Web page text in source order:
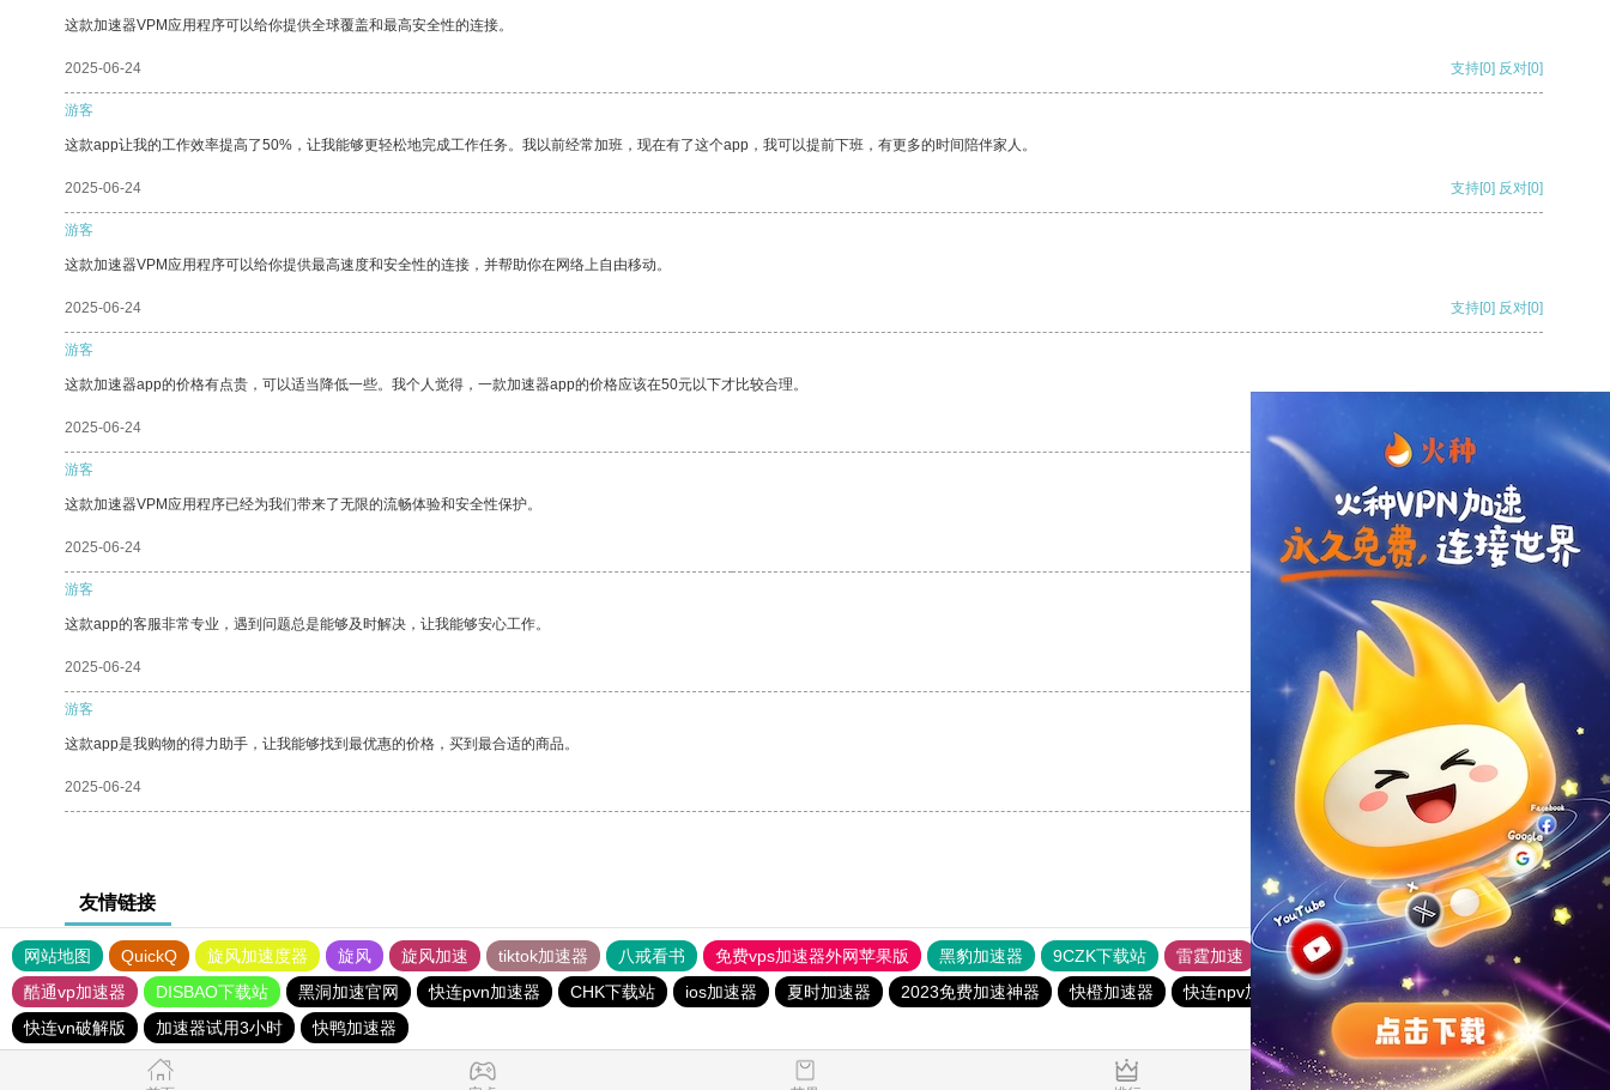
这款加速器VPM应用程序可以给你提供全球覆盖和最高安全性的连接。
2025-06-24 支持[0] 反对[0]
游客
这款app让我的工作效率提高了50%，让我能够更轻松地完成工作任务。我以前经常加班，现在有了这个app，我可以提前下班，有更多的时间陪伴家人。
2025-06-24 支持[0] 反对[0]
游客
这款加速器VPM应用程序可以给你提供最高速度和安全性的连接，并帮助你在网络上自由移动。
2025-06-24 支持[0] 反对[0]
游客
这款加速器app的价格有点贵，可以适当降低一些。我个人觉得，一款加速器app的价格应该在50元以下才比较合理。
2025-06-24
游客
这款加速器VPM应用程序已经为我们带来了无限的流畅体验和安全性保护。
2025-06-24 支持 [0] 反对[0]
游客
这款app的客服非常专业，遇到问题总是能够及时解决，让我能够安心工作。
2025-06-24 支持[0] 反对
游客
这款app是我购物的得力助手，让我能够找到最优惠的价格，买到最合适的商品。
2025-06-24 支持[0] 反对[0]
友情链接
网站地图 QuickQ 旋风加速度器 旋风 旋风加速 tiktok加速器 八戒看书 免费vps加速器外网苹果版 黑豹加速器 9CZK下载站 雷霆加速 雷霆每天免费2小时
免费跨墙软件
酷通vp加速器
DISBAO下载站 黑洞加速官网 快连pvn加速器 CHK下载站 ios加速器 夏时加速器 2023免费加速神器 快橙加速器 快连npv加速器 快连vn破解版
CC加速器
快连vn破解版
加速器试用3小时 快鸭加速器